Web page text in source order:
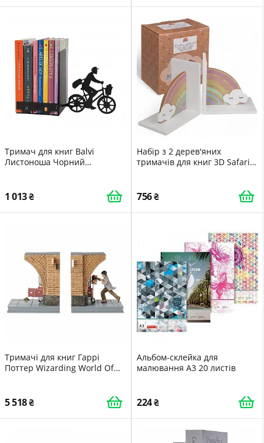
Тримач для книг Balvi
Листоноша Чорний
1 013
Набір з 2 дерев'яних
тримачів для книг 3D Safari
дівчаток (Rainbow)
756
Тримачі для книг Гаррі
Поттер Wizarding World Of
5 518
Альбом-склейка для
малювання A3 20 листів
224